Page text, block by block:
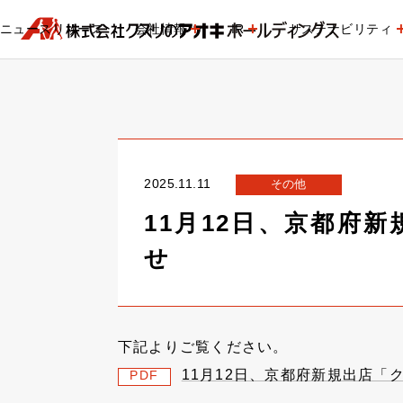
ニュースリリース 会社情報 IR サステナビリティ
2025.11.11 その他
11月12日、京都府
せ
下記よりご覧ください。
PDF 11月12日、京都府新規出店「